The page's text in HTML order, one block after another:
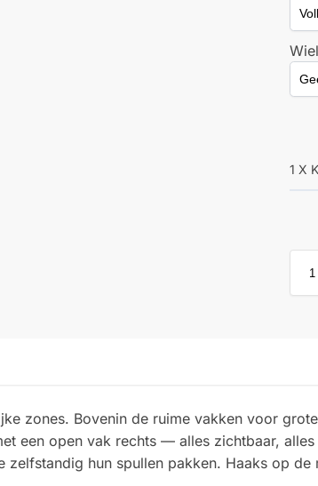
1 X
zones. Bovenin de ruime vakken voor
een open vak rechts — alles zichtbaar,
hun spullen pakken. Haaks op